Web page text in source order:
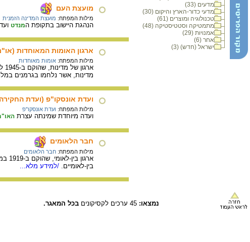
מדעים (33)
מדעי כדור-הארץ והיקום (30)
טכנולוגיה ומוצרים (61)
מתמטיקה וסטטיסטיקה (48)
אמנויות (29)
אחר (6)
ישראל (חדש) (3)
מועצת העם
מילות המפתח: מועצת המדינה הזמנית
הנהגת היישוב בתקופת המנדט
ארגון האומות המאוחדות
מילות המפתח: אומות מאוחדות
מדינות, אשר נלחמו בגרמנים
ועדת אונסקו"פ (ועדת
מילות המפתח: ועדת אונסקו"פ
ועדה מיוחדת שמינתה עצרת
חבר הלאומים
מילות המפתח: חבר הלאומים
בין-לאומיים. /למידע מלא...
נמצאו:
בכל המאגר.